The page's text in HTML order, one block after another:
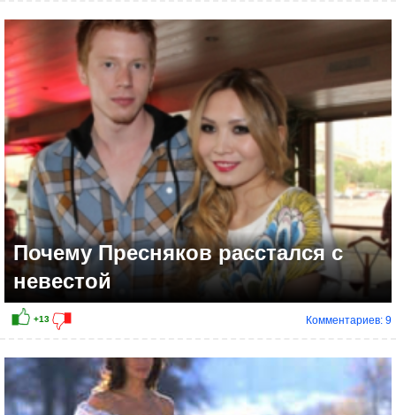
+38
Почему Пресняков расстался с
невестой
Комментариев: 9